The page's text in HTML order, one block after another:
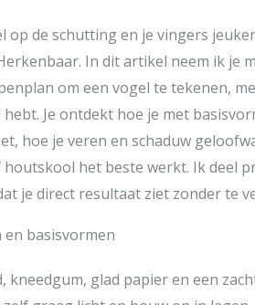
op de schutting en je vingers
In dit artikel neem ik je
om een vogel te tekenen,
Je ontdekt hoe je met
hoe je veren en schaduw
het beste werkt. Ik deel
je direct resultaat ziet zonder te
en basisvormen
kneedgum, glad papier en een